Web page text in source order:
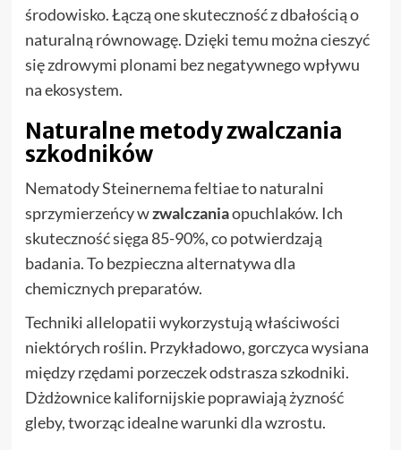
środowisko. Łączą one skuteczność z dbałością o
naturalną równowagę. Dzięki temu można cieszyć
się zdrowymi plonami bez negatywnego wpływu
na ekosystem.
Naturalne metody zwalczania
szkodników
Nematody Steinernema feltiae to naturalni
sprzymierzeńcy wzwalczaniaopuchlaków. Ich
skuteczność sięga 85-90%, co potwierdzają
badania. To bezpieczna alternatywa dla
chemicznych preparatów.
Techniki allelopatii wykorzystują właściwości
niektórych roślin. Przykładowo, gorczyca wysiana
między rzędami porzeczek odstrasza szkodniki.
Dżdżownice kalifornijskie poprawiają żyzność
gleby, tworząc idealne warunki dla wzrostu.